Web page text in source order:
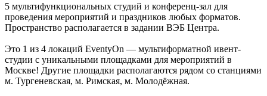
5 мультифункциональных студий и конференц-зал для
проведения мероприятий и праздников любых форматов.
Пространство располагается в задании ВЭБ Центра.
Это 1 из 4 локаций EventyOn — мультиформатной ивент-
студии с уникальными площадками для мероприятий в
Москве! Другие площадки располагаются рядом со станциями
м. Тургеневская, м. Римская, м. Молодёжная.